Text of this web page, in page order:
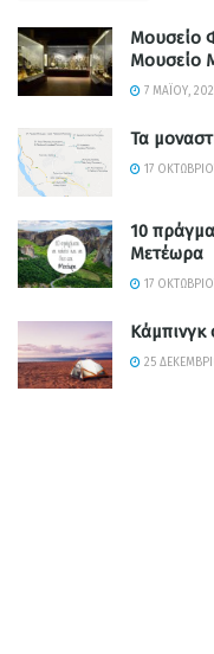
Μουσείο
Μουσείο
7 ΜΑΪ́ΟΥ,
Τα
17
10
Μετέωρα
17
25